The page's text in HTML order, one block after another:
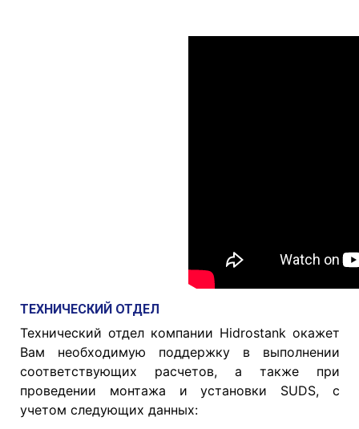
ТЕХНИЧЕСКИЙ ОТДЕЛ
Технический отдел компании Hidrostank окажет
Вам необходимую поддержку в выполнении
соответствующих расчетов, а также при
проведении монтажа и установки SUDS, с
учетом следующих данных: